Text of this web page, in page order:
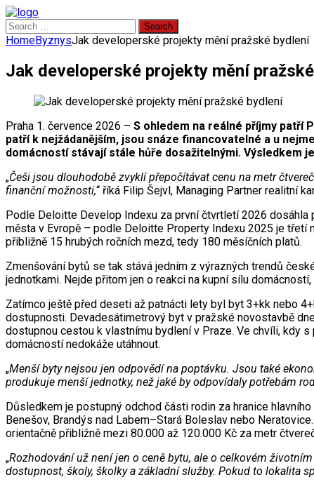
Search
for:
HomeByznysJak developerské projekty mění pražské bydlení
Jak developerské projekty mění
Praha 1. července 2026 – S ohledem na reálné příjmy patří
patří k nejžádanějším, jsou snáze financovatelné a u
domácností stávají stále hůře dosažitelnými. Výsledkem
„Češi jsou dlouhodobě zvyklí přepočítávat cenu na metr
finanční možnosti,“ říká Filip Šejvl, Managing Partner realitní
Podle Deloitte Develop Indexu za první čtvrtletí 2026 dosáhla
města v Evropě – podle Deloitte Property Indexu 2025 je třetí
přibližně 15 hrubých ročních mezd, tedy 180 měsíčních platů.
Zmenšování bytů se tak stává jedním z výrazných trendů
jednotkami. Nejde přitom jen o reakci na kupní sílu
Zatímco ještě před deseti až patnácti lety byl byt 3+kk nebo
dostupnosti. Devadesátimetrový byt v pražské novostavbě
dostupnou cestou k vlastnímu bydlení v Praze. Ve chvíli, kdy
domácností nedokáže utáhnout.
„Menší byty nejsou jen odpovědí na poptávku. Jsou také
produkuje menší jednotky, než jaké by odpovídaly potřebám
Důsledkem je postupný odchod části rodin za hranice
Benešov, Brandýs nad Labem–Stará Boleslav nebo
orientačně přibližně mezi 80.000 až 120.000 Kč za metr
„Rozhodování už není jen o ceně bytu, ale o celkovém
dostupnost, školy, školky a základní služby. Pokud to lokalita